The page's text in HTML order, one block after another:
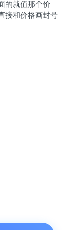
的就值那个价
接和价格画封号